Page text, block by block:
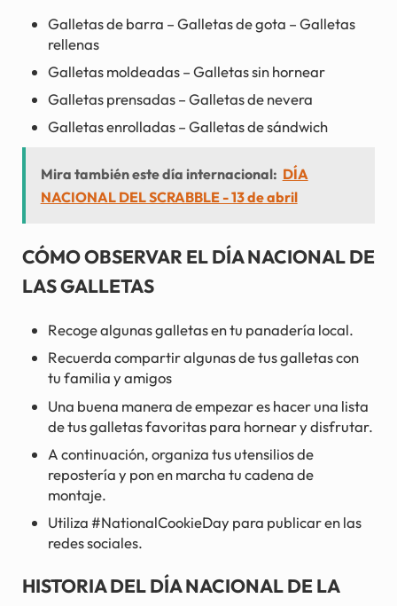
Galletas de barra – Galletas de gota – Galletas
rellenas
Galletas moldeadas – Galletas sin hornear
Galletas prensadas – Galletas de nevera
Galletas enrolladas – Galletas de sándwich
Mira también este día internacional: DÍA
NACIONAL DEL SCRABBLE - 13 de abril
CÓMO OBSERVAR EL DÍA NACIONAL DE
LAS GALLETAS
Recoge algunas galletas en tu panadería local.
Recuerda compartir algunas de tus galletas con
tu familia y amigos
Una buena manera de empezar es hacer una lista
de tus galletas favoritas para hornear y disfrutar.
A continuación, organiza tus utensilios de
repostería y pon en marcha tu cadena de
montaje.
Utiliza #NationalCookieDay para publicar en las
redes sociales.
HISTORIA DEL DÍA NACIONAL DE LA